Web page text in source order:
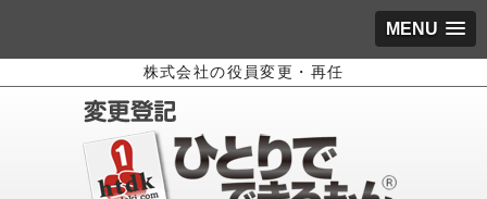
MENU
株式会社の役員変更・再任